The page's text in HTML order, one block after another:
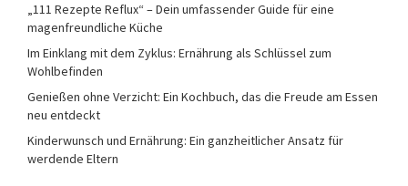
„111 Rezepte Reflux“ – Dein umfassender Guide für eine
magenfreundliche Küche
Im Einklang mit dem Zyklus: Ernährung als Schlüssel zum
Wohlbefinden
Genießen ohne Verzicht: Ein Kochbuch, das die Freude am Essen
neu entdeckt
Kinderwunsch und Ernährung: Ein ganzheitlicher Ansatz für
werdende Eltern